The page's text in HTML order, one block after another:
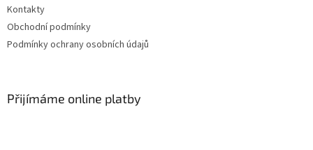
Kontakty
Obchodní podmínky
Podmínky ochrany osobních údajů
Přijímáme online platby